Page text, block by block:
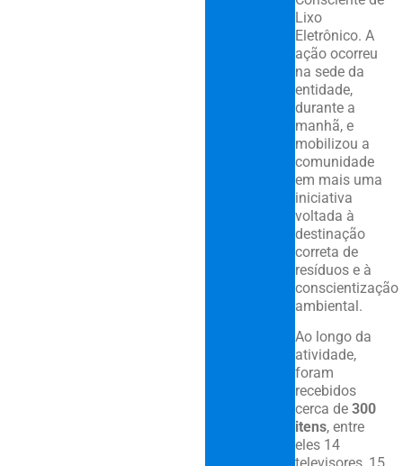
Lixo
Eletrônico. A
ação ocorreu
na sede da
entidade,
durante a
manhã, e
mobilizou a
comunidade
em mais uma
iniciativa
voltada à
destinação
correta de
resíduos e à
conscientização
ambiental.
Ao longo da
atividade,
foram
recebidos
cerca de 300
itens, entre
eles 14